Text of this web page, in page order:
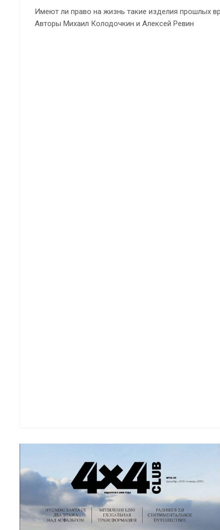
Имеют ли право на жизнь такие изделия прошлых
Авторы Михаил Колодочкин и Алексей Ревин